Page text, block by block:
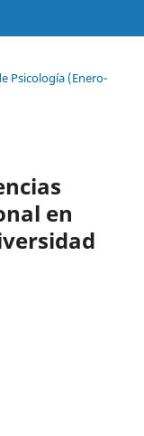
Psicología (Enero-
en